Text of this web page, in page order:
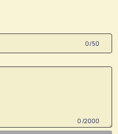
0 /50
0 /2000